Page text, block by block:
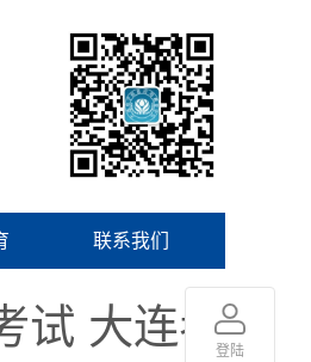
联系我们
试 大连考登陆